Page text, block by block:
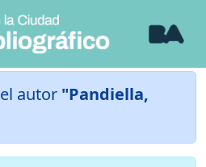
autor "Pandiella,